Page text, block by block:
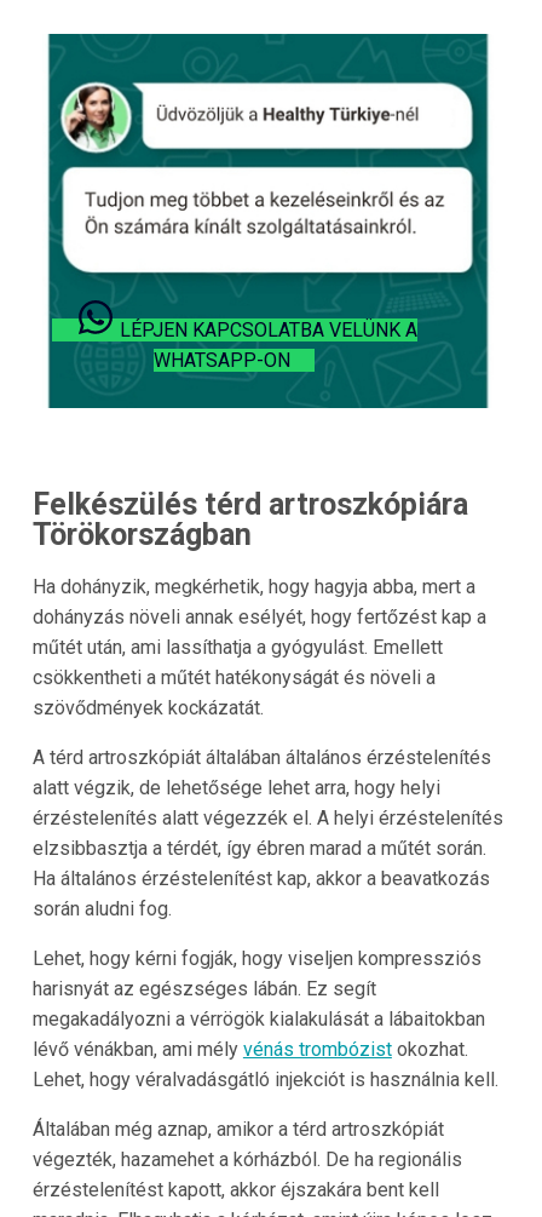
LÉPJEN KAPCSOLATBA VELÜNK A
WHATSAPP-ON
Felkészülés térd artroszkópiára
Törökországban
Ha dohányzik, megkérhetik, hogy hagyja abba, mert a
dohányzás növeli annak esélyét, hogy fertőzést kap a
műtét után, ami lassíthatja a gyógyulást. Emellett
csökkentheti a műtét hatékonyságát és növeli a
szövődmények kockázatát.
A térd artroszkópiát általában általános érzéstelenítés
alatt végzik, de lehetősége lehet arra, hogy helyi
érzéstelenítés alatt végezzék el. A helyi érzéstelenítés
elzsibbasztja a térdét, így ébren marad a műtét során.
Ha általános érzéstelenítést kap, akkor a beavatkozás
során aludni fog.
Lehet, hogy kérni fogják, hogy viseljen kompressziós
harisnyát az egészséges lábán. Ez segít
megakadályozni a vérrögök kialakulását a lábaitokban
lévő vénákban, ami mély vénás trombózistokozhat.
Lehet, hogy véralvadásgátló injekciót is használnia kell.
Általában még aznap, amikor a térd artroszkópiát
végezték, hazamehet a kórházból. De ha regionális
érzéstelenítést kapott, akkor éjszakára bent kell